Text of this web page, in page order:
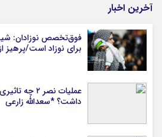
آخرین اخبار
فوق‌تخصص نوزادان: شیر
برای نوزاد است/پرهیز
عملیات نصر ۲
داشت؟ *سعدالله زارعی